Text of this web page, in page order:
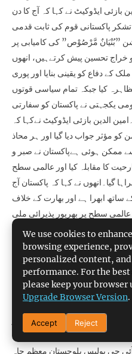
ایڈوکیٹ نے کہا کہ آج کا دن
پاکستانی قوم کی ثابت قدمی
”بُنْیَانٌ مَّرْصُوْص” کی کامیابی پر
خراج تحسین پیش کرتےہیں، انھوں
کے دفاع کو یقینی بنایا اور پوری
کیا جبکہ تمام سیاسی قوتوں
یکجہتی نے پاکستان کو سفارتی
الدین بازئی ایڈوکیٹ نےکہا کہ
مؤثر جواب دیا گیا اور ہر محاذ
ممکن ہوئی ہےپاکستان نے صبر و
کا مقابلہ کیا اور عالمی سطح
گیا۔انھوں نے کہا کہ پاکستان آج
ساتھ ابھرا ہے اور بھارت کے خلاف
عالمی سطح پر بھرپور پذیرائی ملی
ایک خود مختار اور پُرامن ملک ہے۔
شہید ہونے والوں کے اہلخانہ سے
کی بلندی اور لواحقین کے لیے
جمیل کی خصوصی دعا کی گئی۔
نمبر 2025/3730کوئٹہ 17مئی :۔ کوئٹہ پولیس اور ٹریفک پولیس
کی مختلف کارروائیوں میں پکڑی گئی 179سے زائد گاڈیوں کوآج کسٹمز
کے حوالے کردے اوراس سے پہلے بھی 9 سو سے زائد نان کسٹم پیڈگاڑیاں
آئی جی پولیس بلوچستان معظم جاہ
We use cookies to
browsing experience,
personalized content,
performance. For the
please keep your
Upgrade Browser Version.
Accept Reject